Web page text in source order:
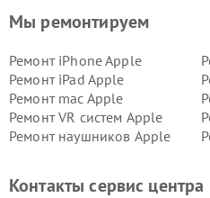
Мы ремонтируем
Ремонт iPhone Apple
Ремонт iPad Apple
Ремонт mac Apple
Ремонт VR систем Apple
Ремонт наушников Apple
Контакты сервис центра